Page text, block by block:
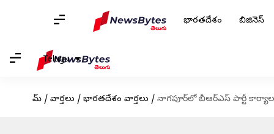
భారతదేశం బిజినెస్
Telugu
హోమ్ / వార్తలు / భారతదేశం వార్తలు / నాగ‌పూర్‌లో బీఆర్‌ఎస్ పార్టీ